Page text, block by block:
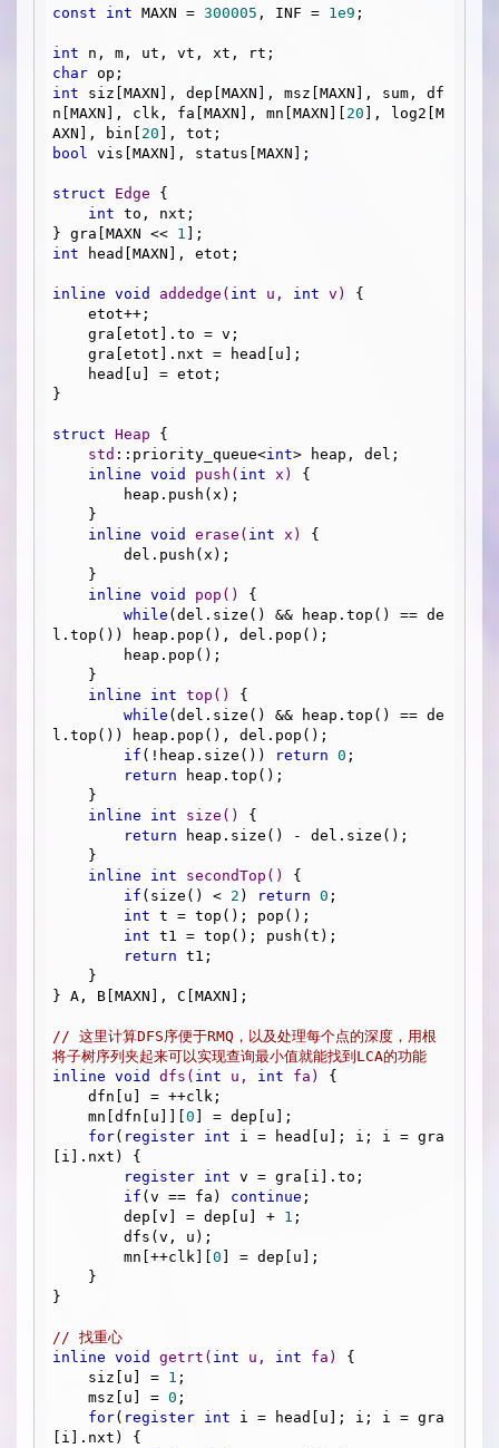
const int MAXN = 300005 , INF = 1e9 ;
int
char
int siz[MAXN], dep[MAXN], msz[MAXN], sum, df
n[MAXN], clk, fa[MAXN], mn[MAXN][ 20 ], log2[M
AXN], bin[ 20
bool vis[MAXN], status[MAXN];
struct Edge {
int to, nxt;
} gra[MAXN << 1
int head[MAXN], etot;
inline void addedge ( int u, int v)
{
}
struct Heap {
std ::priority_queue<int> heap, del;
inline void push ( int x)
{
inline void erase ( int x)
{
inline void pop ()
{
while (del.size() && heap.top() == de
l.top()) heap.pop(), del.pop();
inline
int top ()
{
while (del.size() && heap.top() == de
l.top()) heap.pop(), del.pop();
if (!heap.size()) return 0 ;
return heap.top();
inline
int size ()
{
return heap.size() - del.size();
inline
int secondTop ()
{
if (size() < 2 ) return 0 ;
int t = top(); pop();
int t1 = top(); push(t);
return t1;
} A, B[MAXN], C[MAXN];
// 这里计算DFS序便于RMQ，以及处理每个点的深度，用根
将子树序列夹起来可以实现查询最小值就能找到LCA的功能
inline void dfs ( int u, int fa)
{
    mn[dfn[u]][
0 ] = dep[u];
for( register int i = head[u]; i; i = gra
[i].nxt) {
register int v = gra[i].to;
if (v == fa) continue ;
        dep[v] = dep[u] +
1 ;
        mn[++clk][
0 ] = dep[u];
}
// 找重心
inline void getrt ( int u, int fa)
{
    siz[u] =
1 ;
    msz[u] =
0 ;
for( register int i = head[u]; i; i = gra
[i].nxt) {